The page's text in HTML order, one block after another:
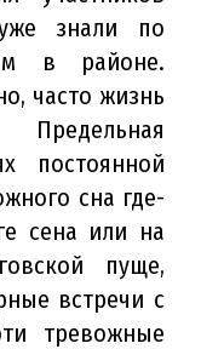
знали по
в районе.
часто жизнь
постоянной
сна где-
сена или на
пуще,
встречи с
тревожные